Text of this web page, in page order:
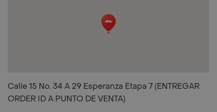
Calle 15 No. 34 A 29 Esperanza Etapa 7 (ENTREGAR
ORDER ID A PUNTO DE VENTA)